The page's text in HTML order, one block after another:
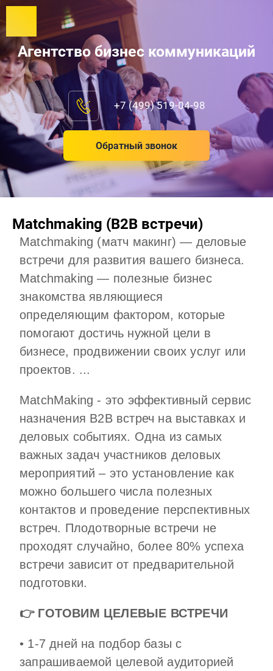
Агентство бизнес коммуникаций
+7 (499) 519-04-98
Обратный звонок
Matchmaking (В2В встречи)
Matchmaking (матч макинг) — деловые
встречи для развития вашего бизнеса.
Matchmaking — полезные бизнес
знакомства являющиеся
определяющим фактором, которые
помогают достичь нужной цели в
бизнесе, продвижении своих услуг или
проектов. ...
MatchMaking - это эффективный сервис
назначения B2B встреч на выставках и
деловых событиях. Одна из самых
важных задач участников деловых
мероприятий – это установление как
можно большего числа полезных
контактов и проведение перспективных
встреч. Плодотворные встречи не
проходят случайно, более 80% успеха
встречи зависит от предварительной
подготовки.
👉 ГОТОВИМ ЦЕЛЕВЫЕ ВСТРЕЧИ
• 1-7 дней на подбор базы с
запрашиваемой целевой аудиторией